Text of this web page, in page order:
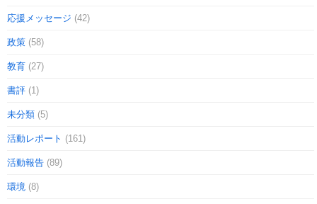
応援メッセージ (42)
政策 (58)
教育 (27)
書評 (1)
未分類 (5)
活動レポート (161)
活動報告 (89)
環境 (8)